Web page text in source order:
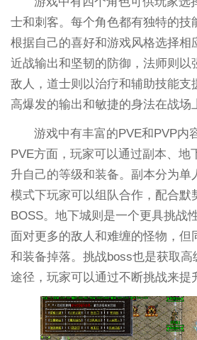
士和刺客。每个角色都有独特的技
根据自己的喜好和游戏风格选择相
近战输出和坚韧的防御，法师则以
敌人，道士则以治疗和辅助技能支
高爆发的输出和敏捷的身法在战场
游戏中有丰富的PVE和PVP内
PVE方面，玩家可以通过副本、地
升自己的等级和装备。副本分为单
模式下玩家可以组队合作，配合默
BOSS。地下城则是一个更具挑战
面对更多的敌人和难缠的怪物，但
和装备掉落。挑战boss也是获取
途径，玩家可以通过不断挑战来提